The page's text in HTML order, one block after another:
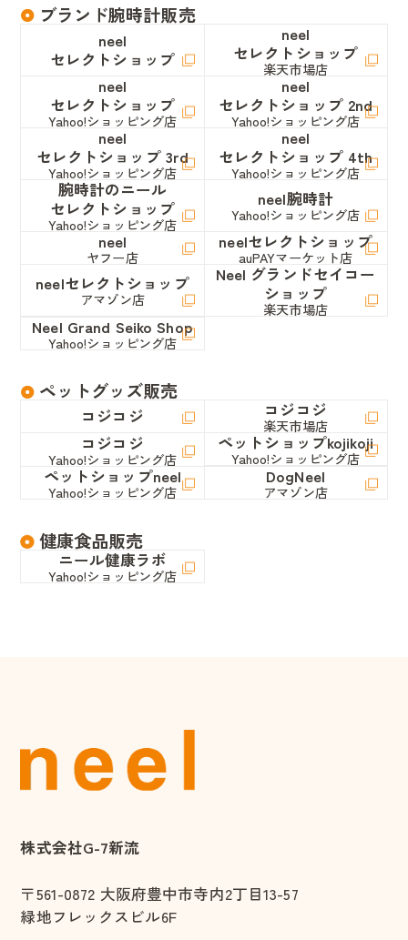
ブランド腕時計販売
neel
セレクトショップ
neel
セレクトショップ
楽天市場店
neel
セレクトショップ
Yahoo!ショッピング店
neel
セレクトショップ 2nd
Yahoo!ショッピング店
neel
セレクトショップ 3rd
Yahoo!ショッピング店
neel
セレクトショップ 4th
Yahoo!ショッピング店
腕時計のニール
セレクトショップ
Yahoo!ショッピング店
neel腕時計
Yahoo!ショッピング店
neel
ヤフー店
neelセレクトショップ
auPAYマーケット店
neelセレクトショップ
アマゾン店
Neel グランドセイコー
ショップ
楽天市場店
Neel Grand Seiko Shop
Yahoo!ショッピング店
ペットグッズ販売
コジコジ コジコジ
楽天市場店
コジコジ
Yahoo!ショッピング店
ペットショップkojikoji
Yahoo!ショッピング店
ペットショップneel
Yahoo!ショッピング店
DogNeel
アマゾン店
健康食品販売
ニール健康ラボ
Yahoo!ショッピング店
株式会社G-7新流
〒561-0872 大阪府豊中市寺内2丁目13-57
緑地フレックスビル6F